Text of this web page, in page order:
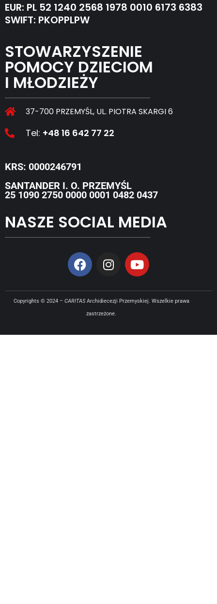
EUR: PL 52 1240 2568 1978 0010 6173 6383
SWIFT: PKOPPLPW
STOWARZYSZENIE
POMOCY DZIECIOM
I MŁODZIEŻY
37-700 PRZEMYŚL, UL. PIOTRA SKARGI 6
Tel: +48 16 642 77 22
KRS: 0000246791
SANTANDER I. O. PRZEMYŚL
25 1090 2750 0000 0001 0482 0437
NASZE SOCIAL MEDIA
Copyrights © 2024 – CARITASArchidiecezji Przemyskiej. Wszelkie prawa
zastrzeżone.